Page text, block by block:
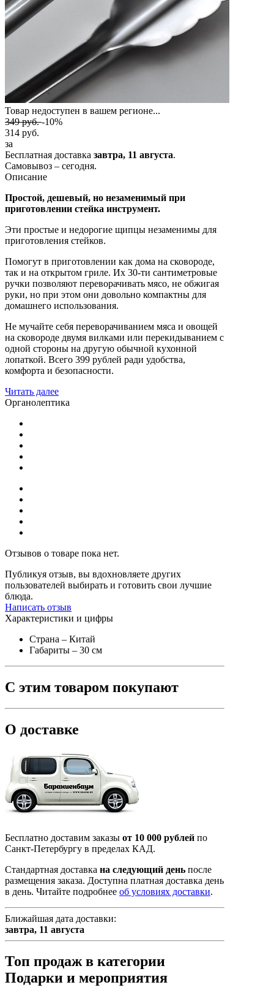
Товар недоступен в вашем регионе...
349руб.-10%
314 руб.
за
Бесплатная доставка завтра, 11 августа.
Самовывоз – сегодня.
Описание
Простой, дешевый, но незаменимый при
приготовлении стейка инструмент.
Эти простые и недорогие щипцы незаменимы для
приготовления стейков.
Помогут в приготовлении как дома на сковороде,
так и на открытом гриле. Их 30-ти сантиметровые
ручки позволяют переворачивать мясо, не обжигая
руки, но при этом они довольно компактны для
домашнего использования.
Не мучайте себя переворачиванием мяса и овощей
на сковороде двумя вилками или перекидыванием с
одной стороны на другую обычной кухонной
лопаткой. Всего 399 рублей ради удобства,
комфорта и безопасности.
Читать далее
Органолептика
Отзывов о товаре пока нет.
Публикуя отзыв, вы вдохновляете других
пользователей выбирать и готовить свои лучшие
блюда.
Написать отзыв
Характеристики и цифры
Страна – Китай
Габариты – 30 см
С этим товаром покупают
О доставке
Бесплатно доставим заказы от 10 000 рублей по
Санкт-Петербургу в пределах КАД.
Стандартная доставка на следующий день после
размещения заказа. Доступна платная доставка день
в день. Читайте подробнее об условиях доставки.
Ближайшая дата доставки:
завтра, 11 августа
Топ продаж в категории
Подарки и мероприятия